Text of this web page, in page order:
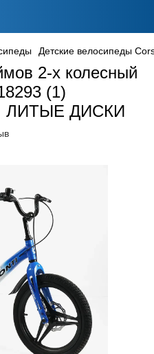
Детские велосипеды
2-х колесный
(1)
ЛИТЫЕ ДИСКИ